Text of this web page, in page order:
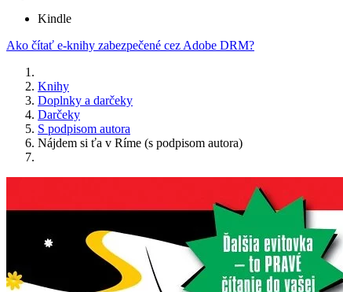
Kindle
Ako čítať e-knihy zabezpečené cez Adobe DRM?
Knihy
Doplnky a darčeky
Darčeky
S podpisom autora
Nájdem si ťa v Ríme (s podpisom autora)